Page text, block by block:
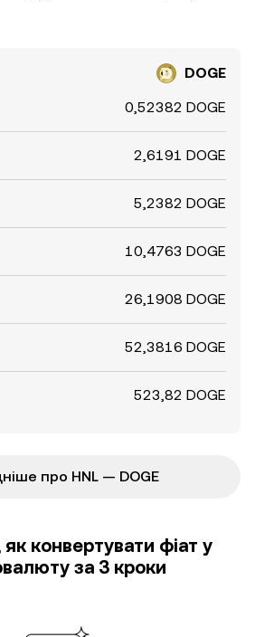
DOGE
0,52382 DOGE
2,6191 DOGE
5,2382 DOGE
10,4763 DOGE
26,1908 DOGE
52,3816 DOGE
523,82 DOGE
про HNL — DOGE
конвертувати фіат у
за 3 кроки